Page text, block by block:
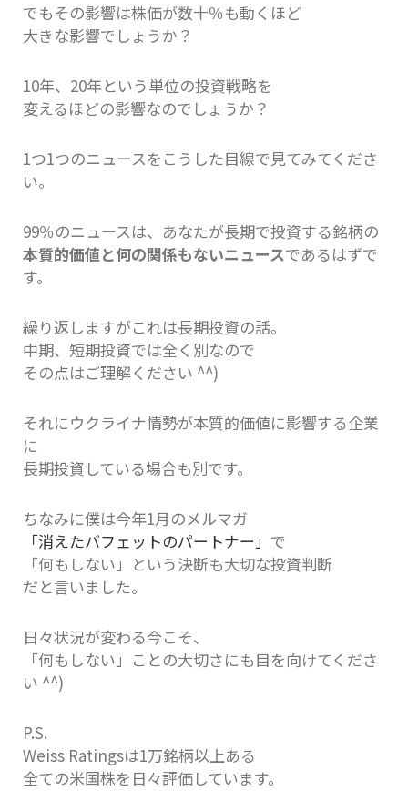
でもその影響は株価が数十％も動くほど
大きな影響でしょうか？
10年、20年という単位の投資戦略を
変えるほどの影響なのでしょうか？
1つ1つのニュースをこうした目線で見てみてくださ
い。
99％のニュースは、あなたが長期で投資する銘柄の
本質的価値と何の関係もないニュースであるはずで
す。
繰り返しますがこれは長期投資の話。
中期、短期投資では全く別なので
その点はご理解ください ^^)
それにウクライナ情勢が本質的価値に影響する企業
に
長期投資している場合も別です。
ちなみに僕は今年1月のメルマガ
「消えたバフェットのパートナー」 で
「何もしない」という決断も大切な投資判断
だと言いました。
日々状況が変わる今こそ、
「何もしない」ことの大切さにも目を向けてくださ
い ^^)
P.S.
Weiss Ratingsは1万銘柄以上ある
全ての米国株を日々評価しています。